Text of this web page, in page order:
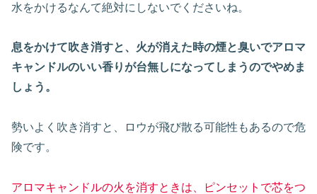
水をかけるなんて絶対にしないでくださいね。
息をかけて吹き消すと、火が消えた時の煙と臭いでアロマ
キャンドルのいい香りが台無しになってしまうのでやめま
しょう。
勢いよく吹き消すと、ロウが飛び散る可能性もあるので危
険です。
アロマキャンドルの火を消すときは、ピンセットで芯をつ